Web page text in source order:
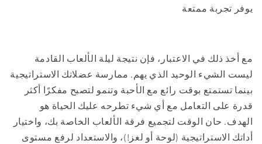
يوفر تجربة ممتعة
مع أخذ ذلك في الاعتبار، فإن نتيجة ليلة الألعاب القادمة
ليست الشيء الوحيد الذي يهم. ممارسة عضلاتك الاستراتيجية
بينما تستمتع بوقت رائع مع الأحبة وتنمو لتصبح مفكرًا أكثر
قدرة على التعامل مع أي شيء تطرحه عليك الحياة هو
الهدف. حان الوقت لتجميع فرقة الألعاب الخاصة بك، واختيار
أداتك الاستراتيجية (لوحة أو لغز!)، والاستعداد لرفع مستوى